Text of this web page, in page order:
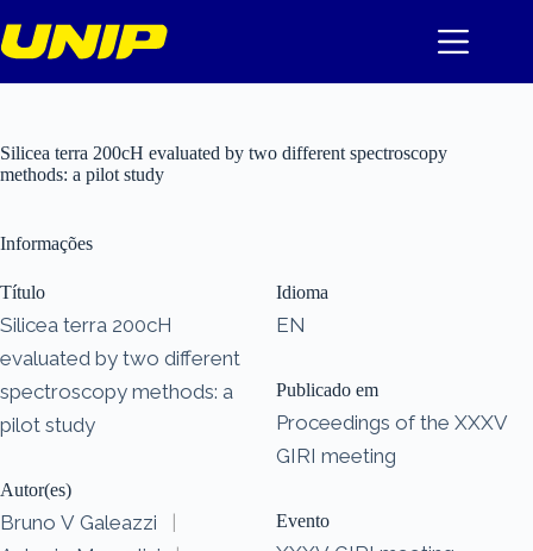
para
o
Silicea terra 200cH evaluated by two different spectroscopy
methods: a pilot study
Informações
Título
Silicea terra 200cH
evaluated by two different
spectroscopy methods: a
pilot study
Autor(es)
Bruno V Galeazzi
|
Idioma
EN
Publicado em
Proceedings of the XXXV
GIRI meeting
Evento